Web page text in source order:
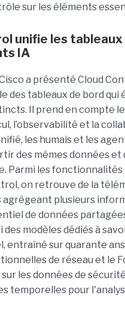
sur les éléments
unifie les tableaux
IA
a présenté Cloud
des tableaux de bord qui
Il prend en compte le
l’observabilité et la
les humais et les
des mêmes données et
Parmi les
on retrouve de la
plusieurs
de données
des modèles dédiés à
entraîné sur quarante
de réseau et le
les données de
temporelles pour